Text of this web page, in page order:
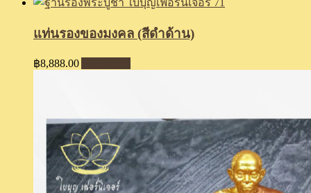
แท่นรองของมงคล (สีดำด้าน)
฿8,888.00